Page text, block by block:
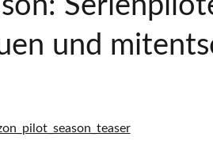
und